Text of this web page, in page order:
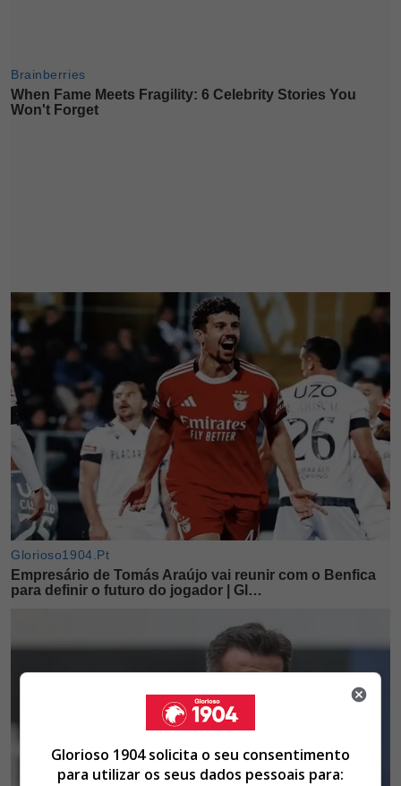
Glorioso 1904 solicita o seu consentimento
para utilizar os seus dados pessoais para: